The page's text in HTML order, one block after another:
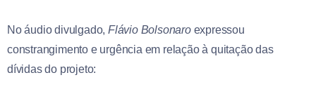
No áudio divulgado, Flávio Bolsonaroexpressou
constrangimento e urgência em relação à quitação das
dívidas do projeto: